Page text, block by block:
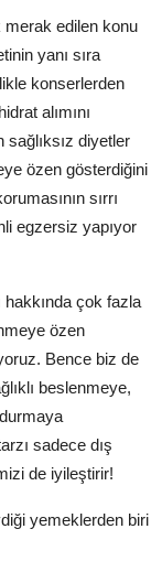
merak edilen konu
yanı sıra
konserlerden
alımını
sağlıksız diyetler
özen gösterdiğini
sırrı
egzersiz yapıyor
hakkında çok fazla
özen
Bence biz de
beslenmeye,
sadece dış
de iyileştirir!
yemeklerden biri